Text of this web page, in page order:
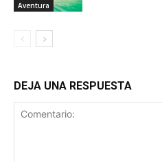
Aventura
DEJA UNA RESPUESTA